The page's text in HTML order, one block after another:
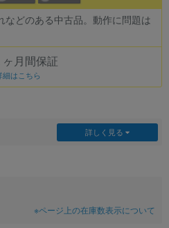
どのある中古品。動作に問題は
月間保証
はこちら
詳しく見る
※ページ上の在庫数表示について